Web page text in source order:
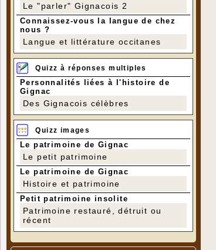
Le "parler" Gignacois 2
Connaissez-vous la langue de chez
nous ?
Langue et littérature occitanes
Quizz à réponses multiples
Personnalités liées à l'histoire de
Gignac
Des Gignacois célèbres
Quizz images
Le patrimoine de Gignac
Le petit patrimoine
Le patrimoine de Gignac
Histoire et patrimoine
Petit patrimoine insolite
Patrimoine restauré, détruit ou
récent